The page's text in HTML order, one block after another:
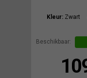
Kleur: Zwart
Beschikbaar: